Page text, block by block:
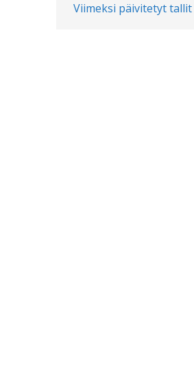
Viimeksi päivitetyt tallit